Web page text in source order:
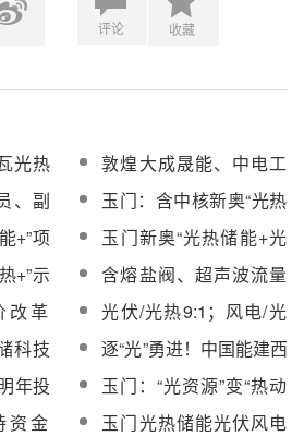
评论 收藏
光热
范项
敦煌大成晟能、中电工
程西北院联合体签署玉
门新奥光热储能项目
EPC总承包合同
、副
调研
+光
玉门：含中核新奥“光热
”示范在内24个续建项目
已复工建设
+”项
程招
玉门新奥“光热储能+光
伏+风电”项目熔盐储罐
土建工程中标公示
+”示
月底
含熔盐阀、超声波流量
计等17种产品！玉门10
万千瓦光热项目第4批辅
机设备招标
改革
工商
光伏/光热9:1；风电/光
热原则不超6:1！新疆明
确园区新增用电新能源
配置比例
科技
键装
式开
逐“光”勇进！中国能建西
北电建聚力“水”“风”“光”
“热”新能源项目
年投
年风
能源
玉门：“光资源”变“热动
力”，绿色发展风光无限
资金
玉门光热储能光伏风电